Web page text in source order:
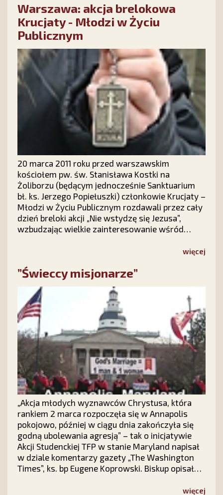
Warszawa: akcja brelokowa
Krucjaty - Młodzi w Życiu
Publicznym
20 marca 2011 roku przed warszawskim
kościołem pw. św. Stanisława Kostki na
Żoliborzu (będącym jednocześnie Sanktuarium
bł. ks. Jerzego Popiełuszki) członkowie Krucjaty –
Młodzi w Życiu Publicznym rozdawali przez cały
dzień breloki akcji „Nie wstydzę się Jezusa”,
wzbudzając wielkie zainteresowanie wśród
zwłaszcza wśród młodzieży. W przyciąganiu
katolickiego ruchu "Tradycja Rodzina Własność"
(TFP). Do rąk mieszkańców Warszawy trafiło w
sumie ponad 400 breloków.
więcej
”Świeccy misjonarze”
„Akcja młodych wyznawców Chrystusa, która
rankiem 2 marca rozpoczęła się w Annapolis
pokojowo, później w ciągu dnia zakończyła się
godną ubolewania agresją” – tak o inicjatywie
Akcji Studenckiej TFP w stanie Maryland napisał
w dziale komentarzy gazety „The Washington
Times”, ks. bp Eugene Koprowski. Biskup opisał
więcej